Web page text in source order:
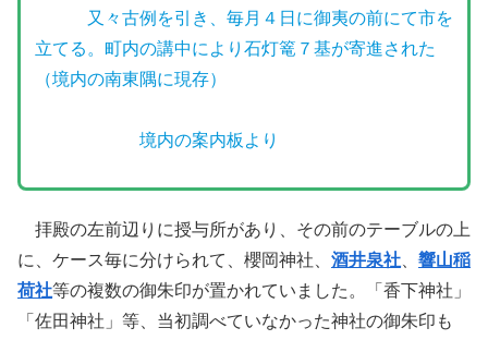
又々古例を引き、毎月４日に御夷の前にて市を
立てる。町内の講中により石灯篭７基が寄進された
（境内の南東隅に現存）
境内の案内板より
拝殿の左前辺りに授与所があり、その前のテーブルの上
に、ケース毎に分けられて、櫻岡神社、 酒井泉社 、響山稲
荷社等の複数の御朱印が置かれていました。「香下神社」
「佐田神社」等、当初調べていなかった神社の御朱印も